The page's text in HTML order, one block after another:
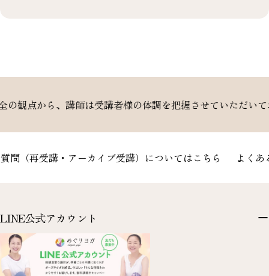
者様の体調を把握させていただいております。妊娠中方
受講・アーカイブ受講）についてはこちら よくあるご質
LINE公式アカウント